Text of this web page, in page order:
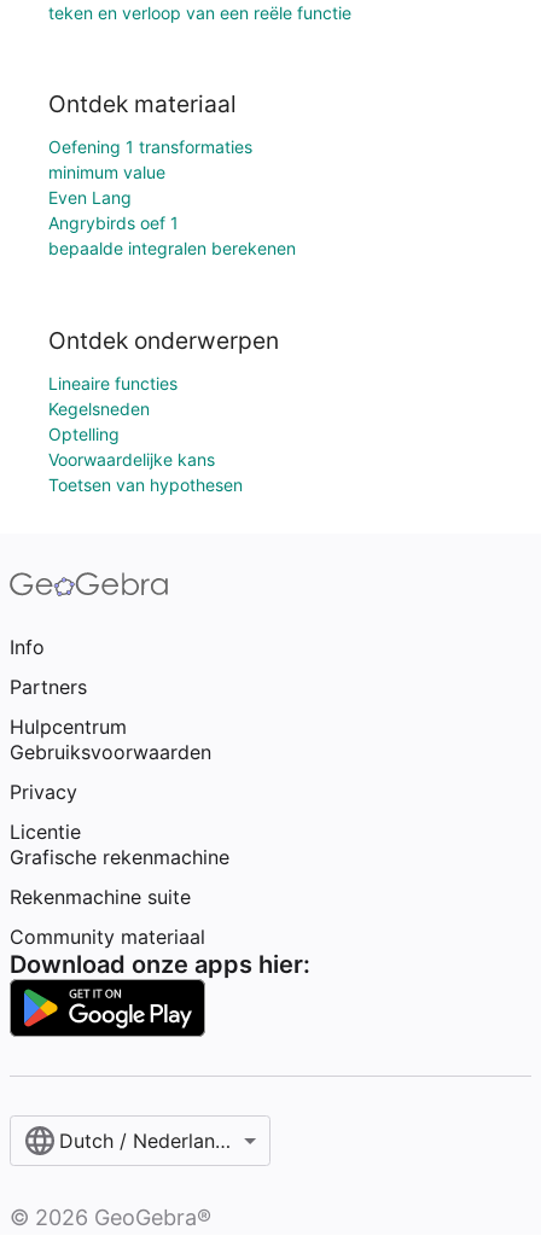
teken en verloop van een reële functie
Ontdek materiaal
Oefening 1 transformaties
minimum value
Even Lang
Angrybirds oef 1
bepaalde integralen berekenen
Ontdek onderwerpen
Lineaire functies
Kegelsneden
Optelling
Voorwaardelijke kans
Toetsen van hypothesen
Info
Partners
Hulpcentrum
Gebruiksvoorwaarden
Privacy
Licentie
Grafische rekenmachine
Rekenmachine suite
Community materiaal
Download onze apps hier:
Dutch / Nederlands‎ (België)‎
© 2026 GeoGebra®